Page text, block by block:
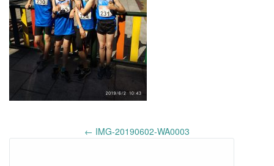
navigation
← IMG-20190602-WA0003